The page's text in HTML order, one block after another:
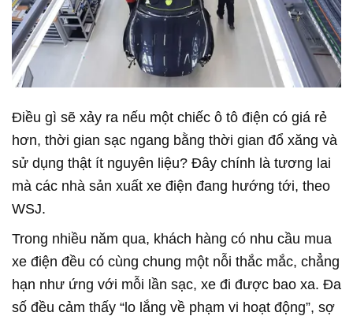
Điều gì sẽ xảy ra nếu một chiếc ô tô điện có giá rẻ
hơn, thời gian sạc ngang bằng thời gian đổ xăng và
sử dụng thật ít nguyên liệu? Đây chính là tương lai
mà các nhà sản xuất xe điện đang hướng tới, theo
WSJ.
Trong nhiều năm qua, khách hàng có nhu cầu mua
xe điện đều có cùng chung một nỗi thắc mắc, chẳng
hạn như ứng với mỗi lần sạc, xe đi được bao xa. Đa
số đều cảm thấy “lo lắng về phạm vi hoạt động”, sợ